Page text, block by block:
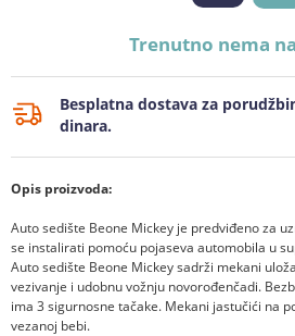
Trenutno nema
Besplatna dostava za
dinara.
Opis proizvoda:
Auto sedište Beone Mickey je predviđeno za
se instalirati pomoću pojaseva automobila u
Auto sedište Beone Mickey sadrži mekani
vezivanje i udobnu vožnju novorođenčadi.
ima 3 sigurnosne tačake. Mekani jastučići na
vezanoj bebi.